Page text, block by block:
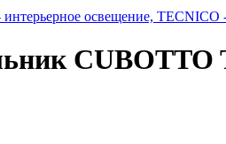
освещение, TECNICO